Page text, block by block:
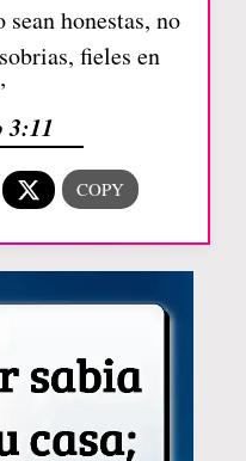
honestas, no
fieles en
3:11